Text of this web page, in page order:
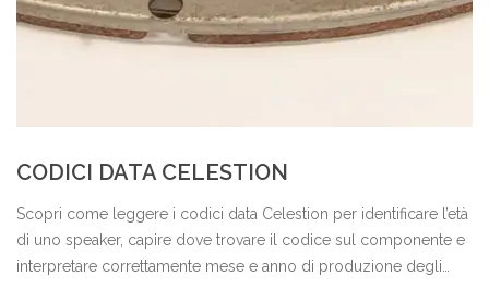
CODICI DATA CELESTION
Scopri come leggere i codici data Celestion per identificare l’età
di uno speaker, capire dove trovare il codice sul componente e
interpretare correttamente mese e anno di produzione degli